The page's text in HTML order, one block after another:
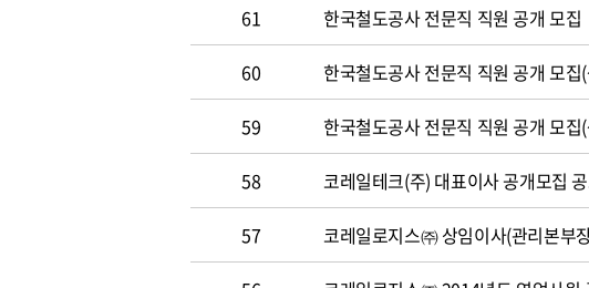
61 한국철도공사 전문직 직원 공개 모집
60 한국철도공사 전문직 직원 공개 모집
59 한국철도공사 전문직 직원 공개 모집
58 코레일테크(주) 대표이사 공개모집
57 코레일로지스㈜ 상임이사(관리본부